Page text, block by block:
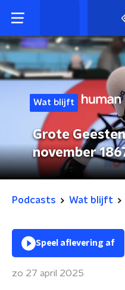
Wat blijft
Grote
november
Podcasts Wat blijft
Speel aflevering af
zo 27 april 2025